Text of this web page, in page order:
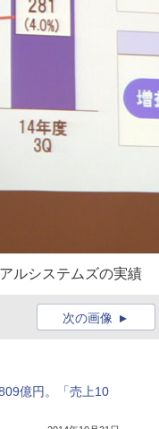
ルシステムズの実績
次の画像
億円。「売上10